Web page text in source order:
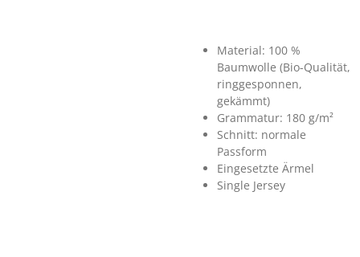
Material: 100 %
Baumwolle (Bio-Qualität,
ringgesponnen,
gekämmt)
Grammatur: 180 g/m²
Schnitt: normale
Passform
Eingesetzte Ärmel
Single Jersey